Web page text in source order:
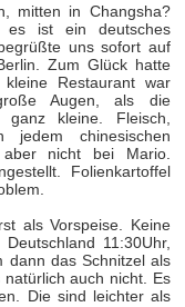
mitten in Changsha?
es ist ein deutsches
uns sofort auf
Zum Glück hatte
Restaurant war
Augen, als die
ganz kleine. Fleisch,
chinesischen
nicht bei Mario.
Folienkartoffel
als Vorspeise. Keine
11:30Uhr,
dann das Schnitzel als
auch nicht. Es
Die sind leichter als